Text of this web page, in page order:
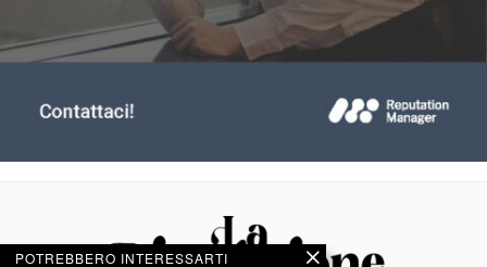
POTREBBERO INTERESSARTI